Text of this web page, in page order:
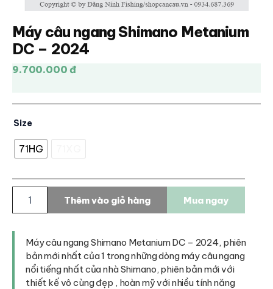
Máy câu ngang Shimano Metanium
DC – 2024
9.700.000 đ
Size
71HG
ngang
Shimano
Metanium
2024
Thêm vào giỏ hàng Mua ngay
Máy câu ngang Shimano Metanium DC – 2024, phiên
bản mới nhất của 1 trong những dòng máy câu ngang
nổi tiếng nhất của nhà Shimano, phiên bản mới với
thiết kế vô cùng đẹp , hoàn mỹ với nhiều tính năng